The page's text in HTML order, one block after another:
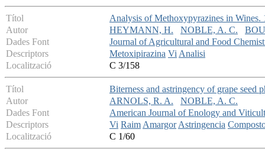
Títol
Analysis of Methoxypyrazines in Wines.
Autor
HEYMANN, H. NOBLE, A. C.
Dades Font
Journal of Agricultural and Food
Descriptors
Metoxipirazina ViAnalisi
Localització
C 3/158
Títol
Biterness and astringency of grape seed
Autor
ARNOLS, R. A.
NOBLE, A. C.
Dades Font
American Journal of Enology and
Descriptors
Vi RaimAmargorAstringencia
Localització
C 1/60